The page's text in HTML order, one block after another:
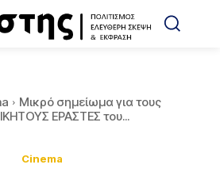
Μικρό σημείωμα για τους
ΕΡΑΣΤΕΣ του...
Cinema